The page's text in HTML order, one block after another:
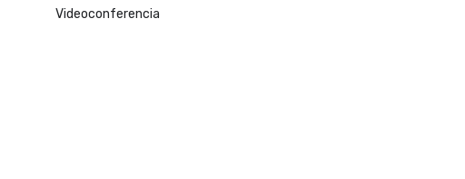
Videoconferencia